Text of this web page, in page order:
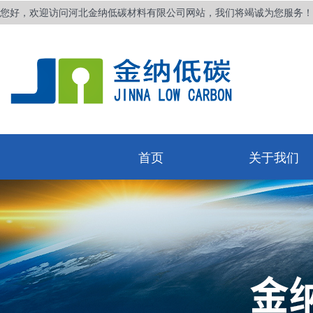
首页 关于我们
您好，欢迎访问河北金纳低碳材料有限公司网站，我们将竭诚为您服务！